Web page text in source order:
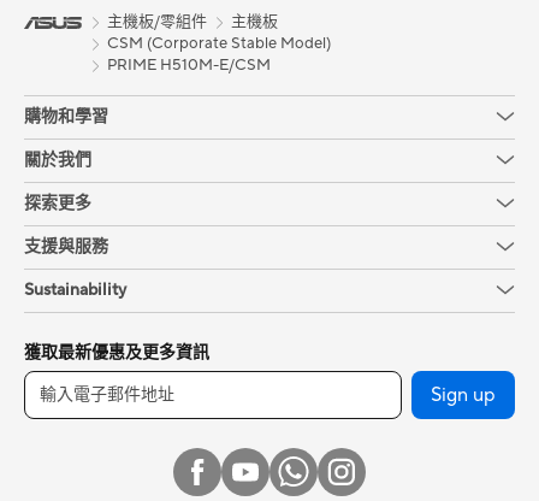
主機板/零組件
主機板
CSM (Corporate Stable Model)
PRIME H510M-E/CSM
購物和學習
關於我們
探索更多
支援與服務
Sustainability
獲取最新優惠及更多資訊
Sign up